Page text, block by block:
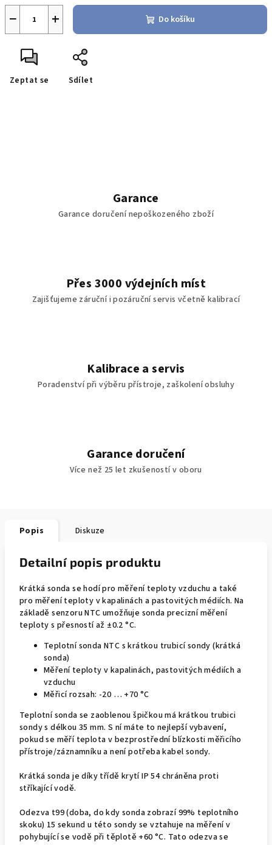
+
− Do košíku
Zeptat se Sdílet
Garance
Garance doručení nepoškozeného zboží
Přes 3000 výdejních míst
Zajišťujeme záruční i pozáruční servis včetně kalibrací
Kalibrace a servis
Poradenství při výběru přístroje, zaškolení obsluhy
Garance doručení
Více než 25 let zkušeností v oboru
Popis Diskuze
Detailní popis produktu
Krátká sonda se hodí pro měření teploty vzduchu a také
pro měření teploty v kapalinách a pastovitých médiích. Na
základě senzoru NTC umožňuje sonda precizní měření
teploty s přesností až ±0.2 °C.
Teplotní sonda NTC s krátkou trubicí sondy (krátká
sonda)
Měření teploty v kapalinách, pastovitých médiích a
vzduchu
Měřicí rozsah: -20 … +70 °C
Teplotní sonda se zaoblenou špičkou má krátkou trubici
sondy s délkou 35 mm. S ní máte to nejlepší vybavení,
pokud se měří teplota v bezprostřední blízkosti měřicího
přístroje/záznamníku a není potřeba kabel sondy.
Krátká sonda je díky třídě krytí IP 54 chráněna proti
stříkající vodě.
Odezva t99 (doba, do kdy sonda zobrazí 99% teplotního
skoku) 15 sekund u této sondy se vztahuje na měření v
pohybující se vodě při těplotě +60 °C. Tato odezva se